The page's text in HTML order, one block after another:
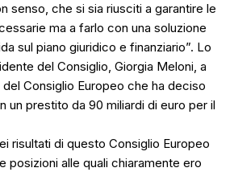
senso, che si sia riusciti a garantire le
ma a farlo con una soluzione
sul piano giuridico e finanziario”. Lo
del Consiglio, Giorgia Meloni, a
Consiglio Europeo che ha deciso
un prestito da 90 miliardi di euro per il
risultati di questo Consiglio Europeo
posizioni alle quali chiaramente ero